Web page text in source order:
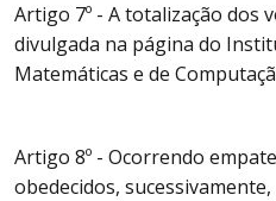
Artigo 7º - A totalização dos
divulgada na página do
Matemáticas e de
Artigo 8º - Ocorrendo
obedecidos,